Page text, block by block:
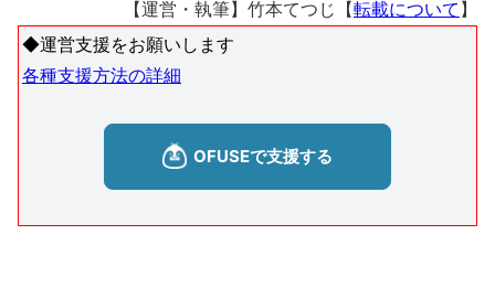
【運営・執筆】竹本てつじ【転載について 】
◆運営支援をお願いします
各種支援方法の詳細